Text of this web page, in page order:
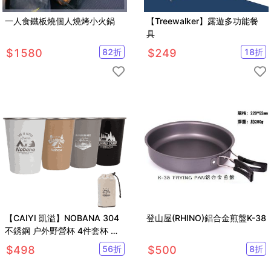
一人食鐵板燒個人燒烤小火鍋
$1580 82折
【Treewalker】露遊多功能餐
具
$249 18折
【CAIYI 凱溢】NOBANA 304
不銹鋼 户外野營杯 4件套杯 露
營野餐 燒烤啤酒杯 水杯 咖啡杯
荒野版
$498 56折
登山屋(RHINO)鋁合金煎盤K-38
$500 8折